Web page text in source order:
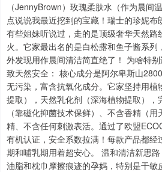
（JennyBrown）玫瑰柔肤水（作为晨间
点说说我最近挖到的宝藏！瑞士的珍妮
有些姐妹听说过，走的是顶级奢华天然路
火。它家最出名的是白松露和鱼子酱系
外发现用作晨间清洁简直绝了！ 为啥特
致天然安全： 核心成分是阿尔卑斯山
无污染，富含抗氧化成分。它家坚持用
提取），天然乳化剂（深海植物提取），
（靠磁化抑菌技术保鲜）、不含香精（
精、不含任何刺激表活。通过了欧盟
有机认证，安全系数拉满！每款产品都
期和哺乳期用着超安心。 温和清洁新思
油脂和枕巾摩擦痕迹的孕妈，特别是干